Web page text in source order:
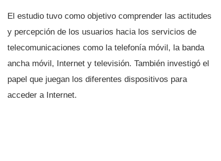
El estudio tuvo como objetivo comprender las actitudes
y percepción de los usuarios hacia los servicios de
telecomunicaciones como la telefoní­a móvil, la banda
ancha móvil, Internet y televisión. También investigó el
papel que juegan los diferentes dispositivos para
acceder a Internet.